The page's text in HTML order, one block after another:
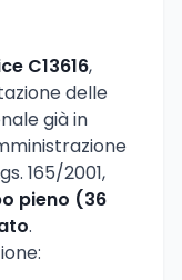
C13616,
delle
già in
165/2001,
pieno (36
.